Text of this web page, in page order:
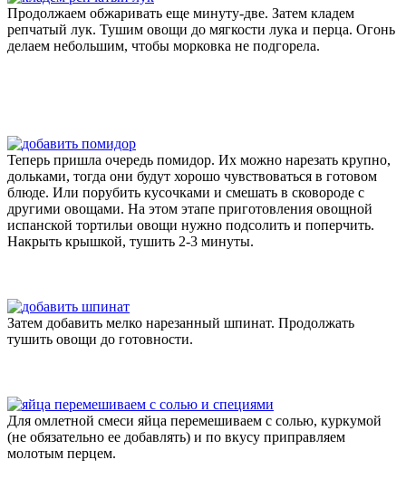
Продолжаем обжаривать еще минуту-две. Затем кладем
репчатый лук. Тушим овощи до мягкости лука и перца. Огонь
делаем небольшим, чтобы морковка не подгорела.
Теперь пришла очередь помидор. Их можно нарезать крупно,
дольками, тогда они будут хорошо чувствоваться в готовом
блюде. Или порубить кусочками и смешать в сковороде с
другими овощами. На этом этапе приготовления овощной
испанской тортильи овощи нужно подсолить и поперчить.
Накрыть крышкой, тушить 2-3 минуты.
Затем добавить мелко нарезанный шпинат. Продолжать
тушить овощи до готовности.
Для омлетной смеси яйца перемешиваем с солью, куркумой
(не обязательно ее добавлять) и по вкусу приправляем
молотым перцем.